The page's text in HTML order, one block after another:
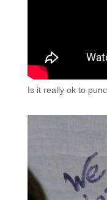
Is it really ok to